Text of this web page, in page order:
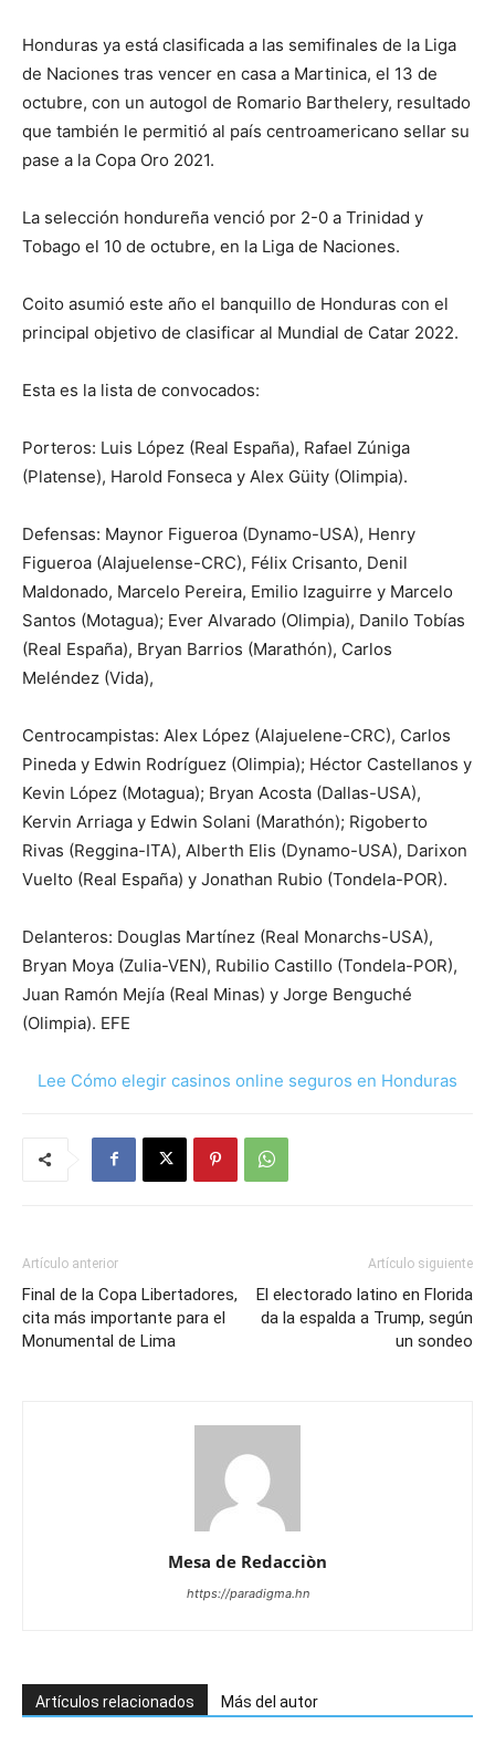
Honduras ya está clasificada a las semifinales de la Liga
de Naciones tras vencer en casa a Martinica, el 13 de
octubre, con un autogol de Romario Barthelery, resultado
que también le permitió al país centroamericano sellar su
pase a la Copa Oro 2021.
La selección hondureña venció por 2-0 a Trinidad y
Tobago el 10 de octubre, en la Liga de Naciones.
Coito asumió este año el banquillo de Honduras con el
principal objetivo de clasificar al Mundial de Catar 2022.
Esta es la lista de convocados:
Porteros: Luis López (Real España), Rafael Zúniga
(Platense), Harold Fonseca y Alex Güity (Olimpia).
Defensas: Maynor Figueroa (Dynamo-USA), Henry
Figueroa (Alajuelense-CRC), Félix Crisanto, Denil
Maldonado, Marcelo Pereira, Emilio Izaguirre y Marcelo
Santos (Motagua); Ever Alvarado (Olimpia), Danilo Tobías
(Real España), Bryan Barrios (Marathón), Carlos
Meléndez (Vida),
Centrocampistas: Alex López (Alajuelene-CRC), Carlos
Pineda y Edwin Rodríguez (Olimpia); Héctor Castellanos y
Kevin López (Motagua); Bryan Acosta (Dallas-USA),
Kervin Arriaga y Edwin Solani (Marathón); Rigoberto
Rivas (Reggina-ITA), Alberth Elis (Dynamo-USA), Darixon
Vuelto (Real España) y Jonathan Rubio (Tondela-POR).
Delanteros: Douglas Martínez (Real Monarchs-USA),
Bryan Moya (Zulia-VEN), Rubilio Castillo (Tondela-POR),
Juan Ramón Mejía (Real Minas) y Jorge Benguché
(Olimpia). EFE
Lee Cómo elegir casinos online seguros en Honduras
Artículo anterior
Final de la Copa Libertadores,
cita más importante para el
Monumental de Lima
Artículo siguiente
El electorado latino en Florida
da la espalda a Trump, según
un sondeo
Mesa de Redacciòn
https://paradigma.hn
Artículos relacionados Más del autor